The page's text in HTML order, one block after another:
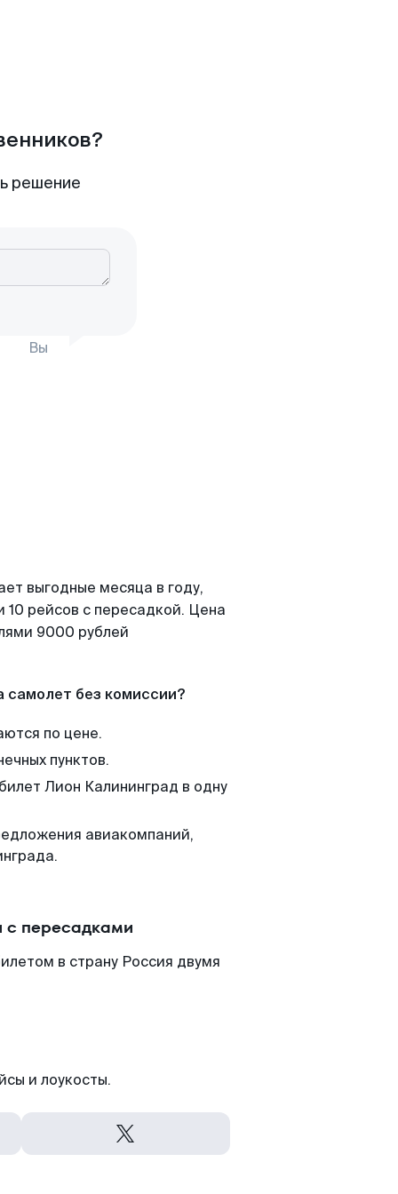
решение
Вы
выгодные месяца в году,
рейсов с пересадкой. Цена
9000 рублей
самолет без комиссии?
по цене.
пунктов.
Лион Калининград в одну
авиакомпаний,
с пересадками
в страну Россия двумя
и лоукосты.